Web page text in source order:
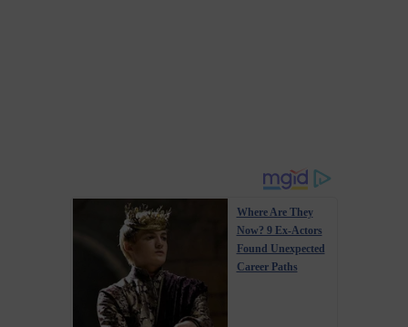
Where Are They
Now? 9 Ex-Actors
Found Unexpected
Career Paths